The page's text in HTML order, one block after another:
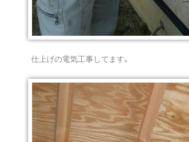
仕上げの電気工事してます。